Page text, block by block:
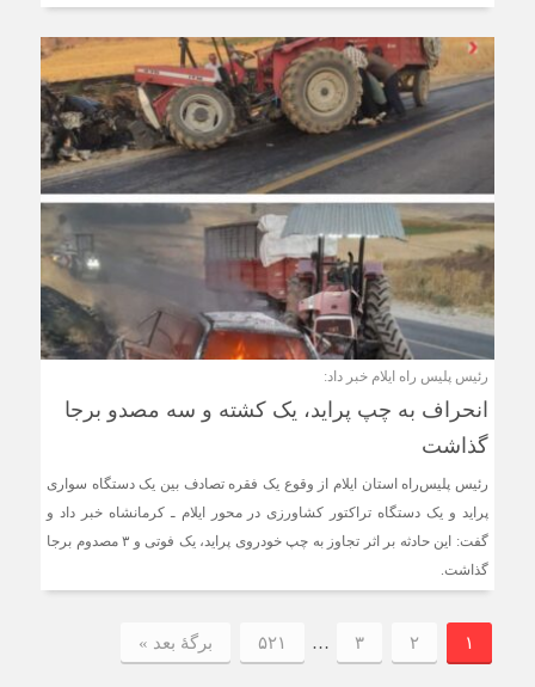
رئیس پلیس راه ایلام خبر داد:
انحراف به چپ پراید، یک کشته و سه مصدو برجا
گذاشت
رئیس پلیس‌راه استان ایلام از وقوع یک فقره تصادف بین یک دستگاه سواری
پراید و یک دستگاه تراکتور کشاورزی در محور ایلام ـ کرمانشاه خبر داد و
گفت: این حادثه بر اثر تجاوز به چپ خودروی پراید، یک فوتی و ۳ مصدوم برجا
گذاشت.
۱ ۲ ۳ … ۵۲۱ برگهٔ بعد »